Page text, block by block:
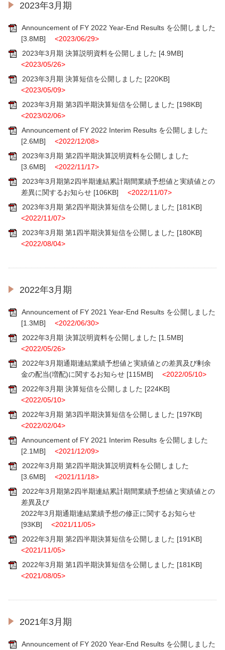
2023年3月期
Announcement of FY 2022 Year-End Results を公開しました
[3.8MB] <2023/06/29>
2023年3月期 決算説明資料を公開しました [4.9MB]
<2023/05/26>
2023年3月期 決算短信を公開しました [220KB]
<2023/05/09>
2023年3月期 第3四半期決算短信を公開しました [198KB]
<2023/02/06>
Announcement of FY 2022 Interim Results を公開しました
[2.6MB] <2022/12/08>
2023年3月期 第2四半期決算説明資料を公開しました
[3.6MB] <2022/11/17>
2023年3月期第2四半期連結累計期間業績予想値と実績値との
差異に関するお知らせ[106KB] <2022/11/07>
2023年3月期 第2四半期決算短信を公開しました [181KB]
<2022/11/07>
2023年3月期 第1四半期決算短信を公開しました [180KB]
<2022/08/04>
2022年3月期
Announcement of FY 2021 Year-End Results を公開しました
[1.3MB] <2022/06/30>
2022年3月期 決算説明資料を公開しました [1.5MB]
<2022/05/26>
2022年3月期通期連結業績予想値と実績値との差異及び剰余
金の配当(増配)に関するお知らせ[115MB] <2022/05/10>
2022年3月期 決算短信を公開しました [224KB]
<2022/05/10>
2022年3月期 第3四半期決算短信を公開しました [197KB]
<2022/02/04>
Announcement of FY 2021 Interim Results を公開しました
[2.1MB] <2021/12/09>
2022年3月期 第2四半期決算説明資料を公開しました
[3.6MB] <2021/11/18>
2022年3月期第2四半期連結累計期間業績予想値と実績値との
差異及び
2022年3月期通期連結業績予想の修正に関するお知らせ
[93KB] <2021/11/05>
2022年3月期 第2四半期決算短信を公開しました [191KB]
<2021/11/05>
2022年3月期 第1四半期決算短信を公開しました [181KB]
<2021/08/05>
2021年3月期
Announcement of FY 2020 Year-End Results を公開しました